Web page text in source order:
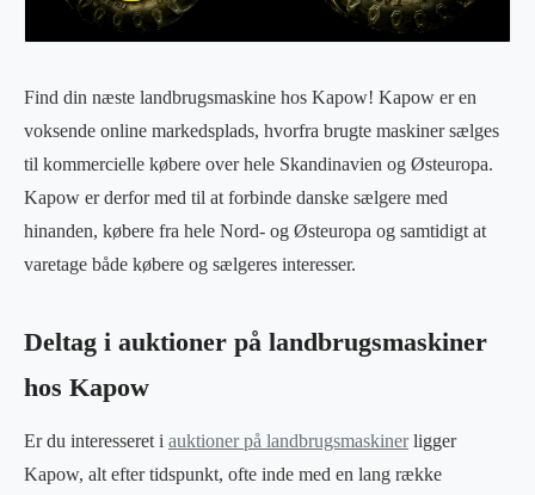
Find din næste landbrugsmaskine hos Kapow! Kapow er en
voksende online markedsplads, hvorfra brugte maskiner sælges
til kommercielle købere over hele Skandinavien og Østeuropa.
Kapow er derfor med til at forbinde danske sælgere med
hinanden, købere fra hele Nord- og Østeuropa og samtidigt at
varetage både købere og sælgeres interesser.
Deltag i auktioner på landbrugsmaskiner
hos Kapow
Er du interesseret i auktioner på landbrugsmaskinerligger
Kapow, alt efter tidspunkt, ofte inde med en lang række